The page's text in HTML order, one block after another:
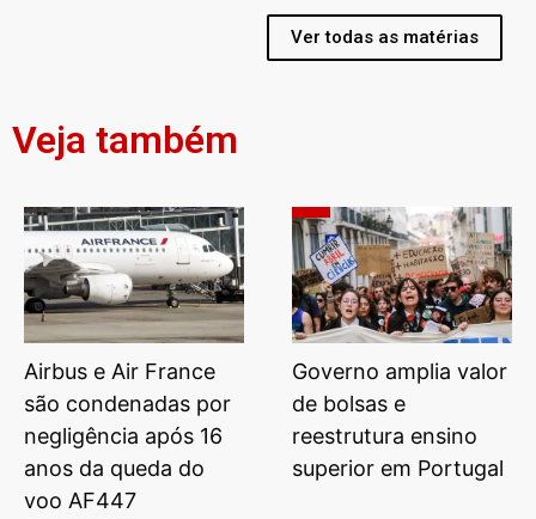
Ver todas as matérias
Veja também
Airbus e Air France
são condenadas por
negligência após 16
anos da queda do
voo AF447
Governo amplia valor
de bolsas e
reestrutura ensino
superior em Portugal